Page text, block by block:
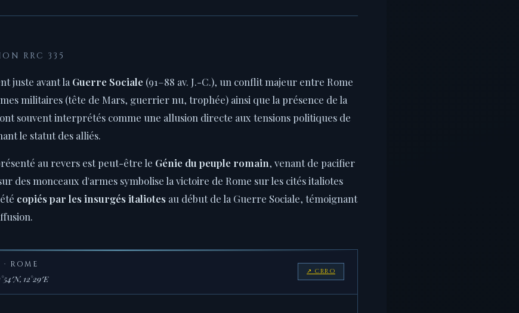
RRC 335
juste avant la Guerre Sociale (91–88 av. J.-C.), un conflit majeur entre Rome
militaires (tête de Mars, guerrier nu, trophée) ainsi que la présence de la
souvent interprétés comme une allusion directe aux tensions politiques de
le statut des alliés.
au revers est peut-être le Génie du peuple romain, venant de pacifier
des monceaux d'armes symbolise la victoire de Rome sur les cités italiotes
copiés par les insurgés italiotes au début de la Guerre Sociale, témoignant
ROME
12°29′E
↗ CRRO